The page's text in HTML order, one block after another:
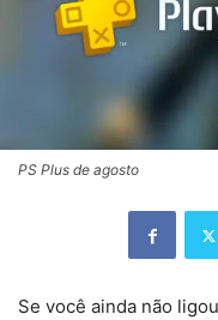
PS Plus de agosto
Se você ainda não